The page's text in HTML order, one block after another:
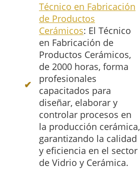
Técnico en Fabricación
de Productos
Cerámicos: El Técnico
en Fabricación de
Productos Cerámicos,
de 2000 horas, forma
profesionales
capacitados para
diseñar, elaborar y
controlar procesos en
la producción cerámica,
garantizando la calidad
y eficiencia en el sector
de Vidrio y Cerámica.